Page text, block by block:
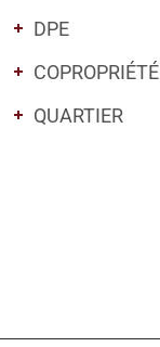
DPE
COPROPRIÉTÉ
QUARTIER